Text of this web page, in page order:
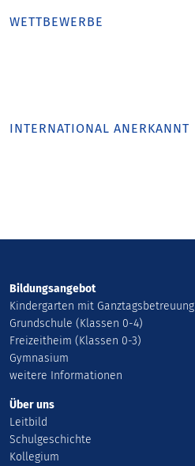
WETTBEWERBE
INTERNATIONAL ANERKANNT
Bildungsangebot
Kindergarten mit Ganztagsbetreuung
Grundschule (Klassen 0-4)
Freizeitheim (Klassen 0-3)
Gymnasium
weitere Informationen
Über uns
Leitbild
Schulgeschichte
Kollegium